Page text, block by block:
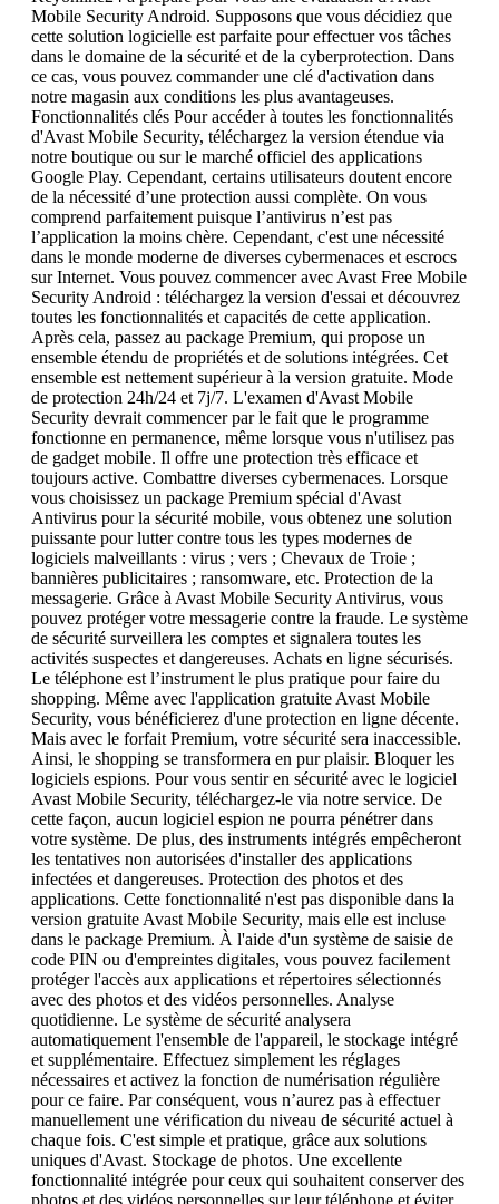
Mobile Security Android. Supposons que vous décidiez que
cette solution logicielle est parfaite pour effectuer vos tâches
dans le domaine de la sécurité et de la cyberprotection. Dans
ce cas, vous pouvez commander une clé d'activation dans
notre magasin aux conditions les plus avantageuses.
Fonctionnalités clés Pour accéder à toutes les fonctionnalités
d'Avast Mobile Security, téléchargez la version étendue via
notre boutique ou sur le marché officiel des applications
Google Play. Cependant, certains utilisateurs doutent encore
de la nécessité d’une protection aussi complète. On vous
comprend parfaitement puisque l’antivirus n’est pas
l’application la moins chère. Cependant, c'est une nécessité
dans le monde moderne de diverses cybermenaces et escrocs
sur Internet. Vous pouvez commencer avec Avast Free Mobile
Security Android : téléchargez la version d'essai et découvrez
toutes les fonctionnalités et capacités de cette application.
Après cela, passez au package Premium, qui propose un
ensemble étendu de propriétés et de solutions intégrées. Cet
ensemble est nettement supérieur à la version gratuite. Mode
de protection 24h/24 et 7j/7. L'examen d'Avast Mobile
Security devrait commencer par le fait que le programme
fonctionne en permanence, même lorsque vous n'utilisez pas
de gadget mobile. Il offre une protection très efficace et
toujours active. Combattre diverses cybermenaces. Lorsque
vous choisissez un package Premium spécial d'Avast
Antivirus pour la sécurité mobile, vous obtenez une solution
puissante pour lutter contre tous les types modernes de
logiciels malveillants : virus ; vers ; Chevaux de Troie ;
bannières publicitaires ; ransomware, etc. Protection de la
messagerie. Grâce à Avast Mobile Security Antivirus, vous
pouvez protéger votre messagerie contre la fraude. Le système
de sécurité surveillera les comptes et signalera toutes les
activités suspectes et dangereuses. Achats en ligne sécurisés.
Le téléphone est l’instrument le plus pratique pour faire du
shopping. Même avec l'application gratuite Avast Mobile
Security, vous bénéficierez d'une protection en ligne décente.
Mais avec le forfait Premium, votre sécurité sera inaccessible.
Ainsi, le shopping se transformera en pur plaisir. Bloquer les
logiciels espions. Pour vous sentir en sécurité avec le logiciel
Avast Mobile Security, téléchargez-le via notre service. De
cette façon, aucun logiciel espion ne pourra pénétrer dans
votre système. De plus, des instruments intégrés empêcheront
les tentatives non autorisées d'installer des applications
infectées et dangereuses. Protection des photos et des
applications. Cette fonctionnalité n'est pas disponible dans la
version gratuite Avast Mobile Security, mais elle est incluse
dans le package Premium. À l'aide d'un système de saisie de
code PIN ou d'empreintes digitales, vous pouvez facilement
protéger l'accès aux applications et répertoires sélectionnés
avec des photos et des vidéos personnelles. Analyse
quotidienne. Le système de sécurité analysera
automatiquement l'ensemble de l'appareil, le stockage intégré
et supplémentaire. Effectuez simplement les réglages
nécessaires et activez la fonction de numérisation régulière
pour ce faire. Par conséquent, vous n’aurez pas à effectuer
manuellement une vérification du niveau de sécurité actuel à
chaque fois. C'est simple et pratique, grâce aux solutions
uniques d'Avast. Stockage de photos. Une excellente
fonctionnalité intégrée pour ceux qui souhaitent conserver des